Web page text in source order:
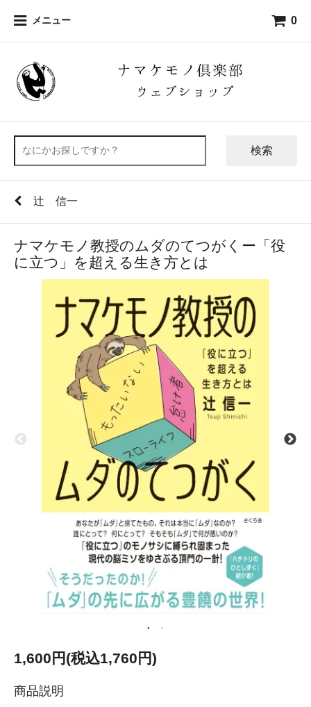
メニュー 0
検索
辻 信一
ナマケモノ教授のムダのてつがくー「役
に立つ」を超える生き方とは
1,600円(税込1,760円)
商品説明